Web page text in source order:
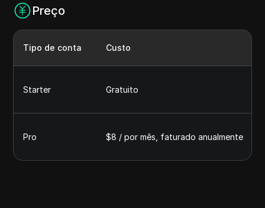
Preço
Tipo de conta Custo
Starter Gratuito
Pro $8 / por mês, faturado anualmente